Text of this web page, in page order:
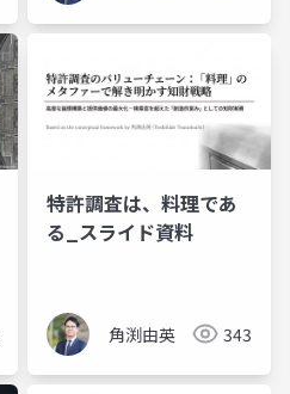
特許調査は、料理であ
る_スライド資料
角渕由英 343